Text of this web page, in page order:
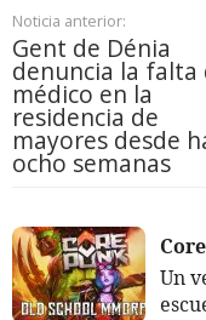
Noticia anterior:
Gent de Dénia
denuncia la falta
médico en la
residencia de
mayores desde
ocho semanas
Un